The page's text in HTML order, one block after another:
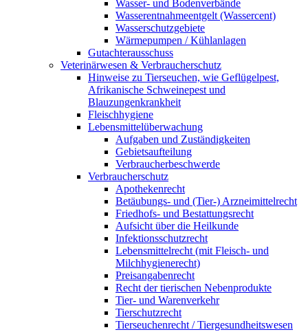
Wasser- und Bodenverbände
Wasserentnahmeentgelt (Wassercent)
Wasserschutzgebiete
Wärmepumpen / Kühlanlagen
Gutachterausschuss
Veterinärwesen & Verbraucherschutz
Hinweise zu Tierseuchen, wie Geflügelpest,
Afrikanische Schweinepest und
Blauzungenkrankheit
Fleischhygiene
Lebensmittelüberwachung
Aufgaben und Zuständigkeiten
Gebietsaufteilung
Verbraucherbeschwerde
Verbraucherschutz
Apothekenrecht
Betäubungs- und (Tier-) Arzneimittelrecht
Friedhofs- und Bestattungsrecht
Aufsicht über die Heilkunde
Infektionsschutzrecht
Lebensmittelrecht (mit Fleisch- und
Milchhygienerecht)
Preisangabenrecht
Recht der tierischen Nebenprodukte
Tier- und Warenverkehr
Tierschutzrecht
Tierseuchenrecht / Tiergesundheitswesen